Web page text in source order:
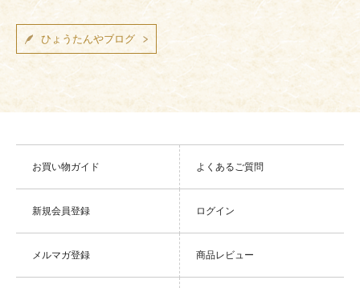
ひょうたんやブログ
お買い物ガイド よくあるご質問
新規会員登録 ログイン
メルマガ登録 商品レビュー